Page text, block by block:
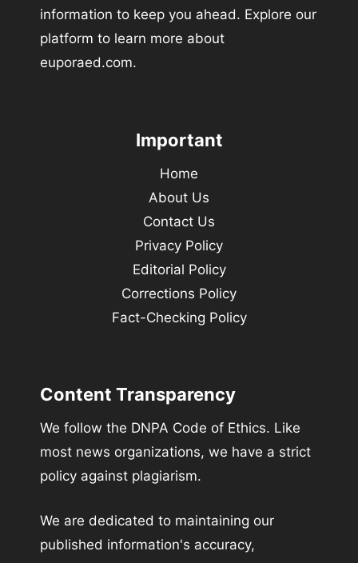
information to keep you ahead. Explore our
platform to learn more about
euporaed.com.
Important
Home
About Us
Contact Us
Privacy Policy
Editorial Policy
Corrections Policy
Fact-Checking Policy
Content Transparency
We follow the DNPA Code of Ethics. Like
most news organizations, we have a strict
policy against plagiarism.
We are dedicated to maintaining our
published information's accuracy,